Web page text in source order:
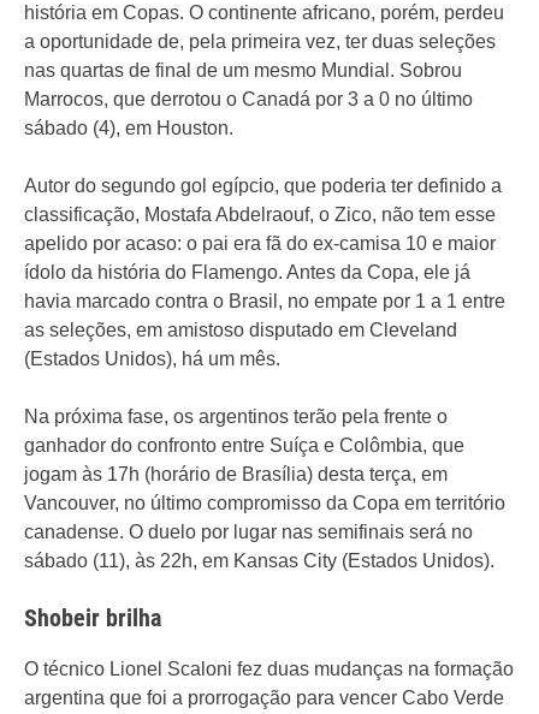
história em Copas. O continente africano, porém, perdeu
a oportunidade de, pela primeira vez, ter duas seleções
nas quartas de final de um mesmo Mundial. Sobrou
Marrocos, que derrotou o Canadá por 3 a 0 no último
sábado (4), em Houston.
Autor do segundo gol egípcio, que poderia ter definido a
classificação, Mostafa Abdelraouf, o Zico, não tem esse
apelido por acaso: o pai era fã do ex-camisa 10 e maior
ídolo da história do Flamengo. Antes da Copa, ele já
havia marcado contra o Brasil, no empate por 1 a 1 entre
as seleções, em amistoso disputado em Cleveland
(Estados Unidos), há um mês.
Na próxima fase, os argentinos terão pela frente o
ganhador do confronto entre Suíça e Colômbia, que
jogam às 17h (horário de Brasília) desta terça, em
Vancouver, no último compromisso da Copa em território
canadense. O duelo por lugar nas semifinais será no
sábado (11), às 22h, em Kansas City (Estados Unidos).
Shobeir brilha
O técnico Lionel Scaloni fez duas mudanças na formação
argentina que foi a prorrogação para vencer Cabo Verde